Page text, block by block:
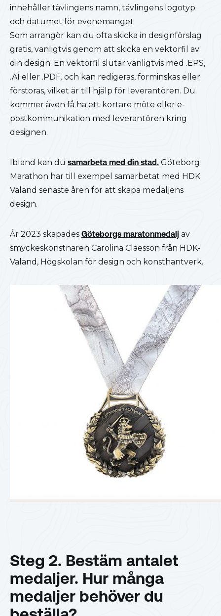
innehåller tävlingens namn, tävlingens logotyp
och datumet för evenemanget
Som arrangör kan du ofta skicka in designförslag
gratis, vanligtvis genom att skicka en vektorfil av
din design. En vektorfil slutar vanligtvis med .EPS,
.AI eller .PDF. och kan redigeras, förminskas eller
förstoras, vilket är till hjälp för leverantören. Du
kommer även få ha ett kortare möte eller e-
postkommunikation med leverantören kring
designen.
Ibland kan du samarbeta med din stad. Göteborg
Marathon har till exempel samarbetat med HDK
Valand senaste åren för att skapa medaljens
design.
År 2023 skapades Göteborgs maratonmedalj av
smyckeskonstnären Carolina Claesson från HDK-
Valand, Högskolan för design och konsthantverk.
Steg 2. Bestäm antalet
medaljer. Hur många
medaljer behöver du